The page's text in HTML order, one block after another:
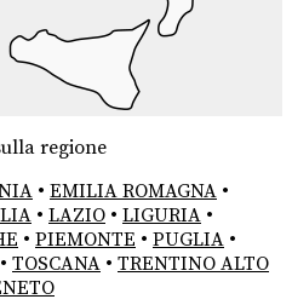
regione
• EMILIA ROMAGNA •
• LAZIO • LIGURIA •
• PIEMONTE • PUGLIA •
• TOSCANA • TRENTINO ALTO